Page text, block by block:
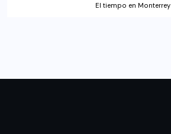
El tiempo en Monterrey